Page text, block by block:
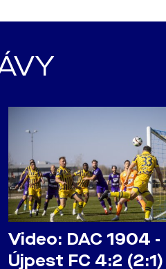
Video: DAC 1904 -
Újpest FC 4:2 (2:1)